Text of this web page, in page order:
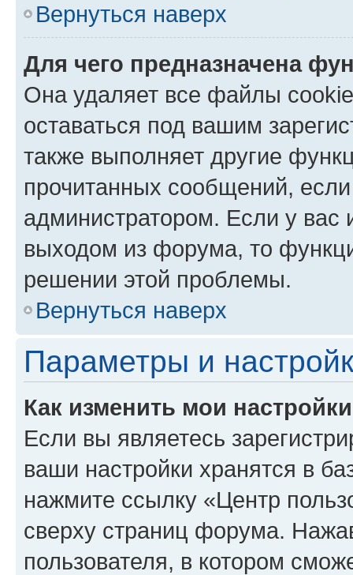
Вернуться наверх
Для чего предназначена
Она удаляет все файлы
оставаться под вашим
также выполняет другие
прочитанных сообщений,
администратором. Если у
выходом из форума, то
решении этой проблемы.
Вернуться наверх
Параметры и
Как изменить мои
Если вы являетесь
ваши настройки хранятся в
нажмите ссылку «Центр
сверху страниц форума.
пользователя, в котором